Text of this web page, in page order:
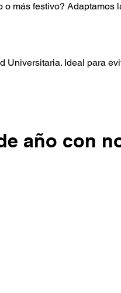
más festivo? Adaptamos
Universitaria. Ideal para
año con